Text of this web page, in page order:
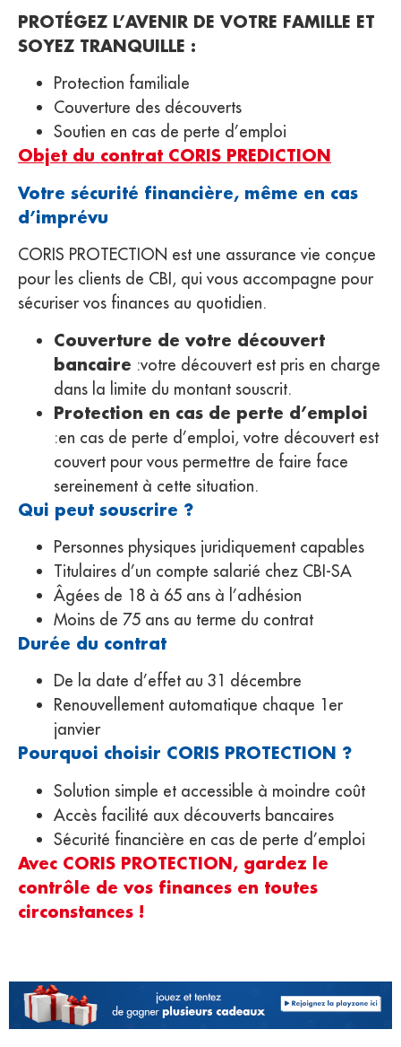
PROTÉGEZ L’AVENIR DE VOTRE FAMILLE ET
SOYEZ TRANQUILLE :
Protection familiale
Couverture des découverts
Soutien en cas de perte d’emploi
Objet du contrat CORIS PREDICTION
Votre sécurité financière, même en cas
d’imprévu
CORIS PROTECTION est une assurance vie conçue
pour les clients de CBI, qui vous accompagne pour
sécuriser vos finances au quotidien.
Couverture de votre découvert
bancaire :votre découvert est pris en charge
dans la limite du montant souscrit.
Protection en cas de perte d’emploi
:en cas de perte d’emploi, votre découvert est
couvert pour vous permettre de faire face
sereinement à cette situation.
Qui peut souscrire ?
Personnes physiques juridiquement capables
Titulaires d’un compte salarié chez CBI-SA
Âgées de 18 à 65 ans à l’adhésion
Moins de 75 ans au terme du contrat
Durée du contrat
De la date d’effet au 31 décembre
Renouvellement automatique chaque 1er
janvier
Pourquoi choisir CORIS PROTECTION ?
Solution simple et accessible à moindre coût
Accès facilité aux découverts bancaires
Sécurité financière en cas de perte d’emploi
Avec CORIS PROTECTION, gardez le
contrôle de vos finances en toutes
circonstances !